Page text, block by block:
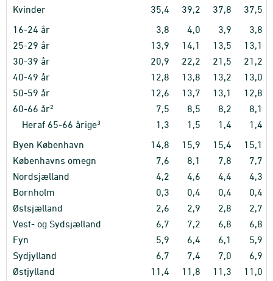
Kvinder
35,4 39,2 37,8
37,5
16-24 år
3,8 4,0 3,9
3,8
25-29 år
13,9 14,1 13,5
13,1
30-39 år
20,9 22,2 21,5
21,2
40-49 år
12,8 13,8 13,2
13,0
50-59 år
12,6 13,7 13,1
12,8
60-66 år2 7,5 8,5 8,2
8,1
Heraf 65-66 årige3 1,3 1,5 1,4
1,4
Byen København
14,8 15,9 15,4
15,1
Københavns omegn
7,6 8,1 7,8
7,7
Nordsjælland
4,2 4,6 4,4
4,3
Bornholm
0,3 0,4 0,4
0,4
Østsjælland
2,6 2,9 2,8
2,7
Vest- og Sydsjælland
6,7 7,2 6,8
6,8
Fyn
5,9 6,4 6,1
5,9
Sydjylland
6,7 7,4 7,0
6,9
Østjylland
11,4 11,8 11,3
11,0